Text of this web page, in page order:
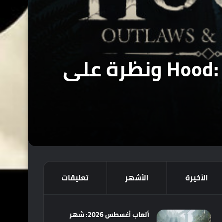
عرض دعائي جديد للعبة Hood: Outlaws and Legends ونظرة على
الأخيرة الأشهر تعليقات
ألعاب أغسطس 2026: شهر